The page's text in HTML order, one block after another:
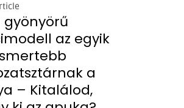
gyönyörű
az egyik
a
– Kitalálod,